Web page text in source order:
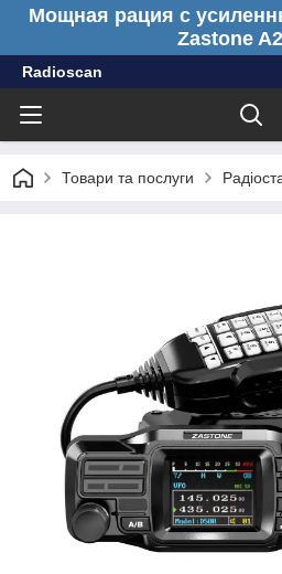
Мощная рация с
Zastone
Radioscan
Товари та послуги